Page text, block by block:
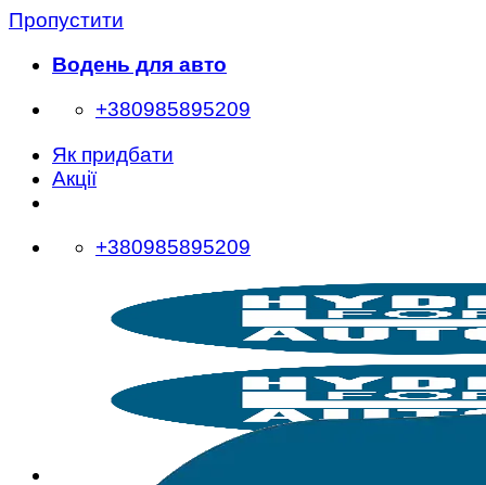
Пропустити
Водень для авто
+380985895209
Як придбати
Акції
+380985895209